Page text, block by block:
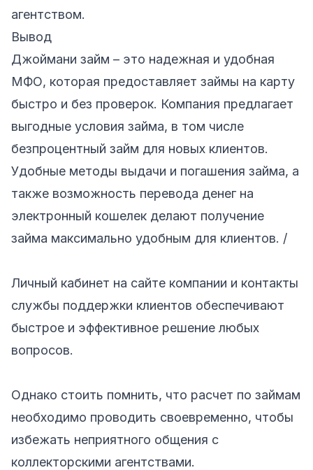
агентством.
Вывод
Джоймани займ – это надежная и удобная
МФО, которая предоставляет займы на карту
быстро и без проверок. Компания предлагает
выгодные условия займа, в том числе
безпроцентный займ для новых клиентов.
Удобные методы выдачи и погашения займа, а
также возможность перевода денег на
электронный кошелек делают получение
займа максимально удобным для клиентов. /
Личный кабинет на сайте компании и контакты
службы поддержки клиентов обеспечивают
быстрое и эффективное решение любых
вопросов.
Однако стоить помнить, что расчет по займам
необходимо проводить своевременно, чтобы
избежать неприятного общения с
коллекторскими агентствами.